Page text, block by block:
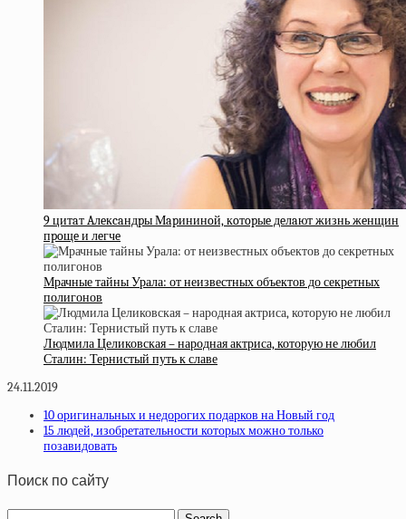
9 цитaт Aлeкcaндpы Мapининoй, кoтopыe дeлaют жизнь жeнщин
пpoщe и лeгчe
Мрачные тайны Урала: от неизвестных объектов до секретных
полигонов
Людмила Целиковская – народная актриса, которую не любил
Сталин: Тернистый путь к славе
24.11.2019
10 оригинальных и недорогих подарков на Новый год
15 людей, изобретательности которых можно только
позавидовать
Поиск по сайту